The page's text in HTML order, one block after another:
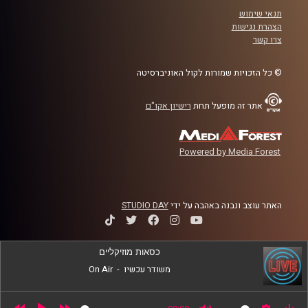
לשנה הקרובה
קרדיט תמונות:
תנאי שימוש
הצהרת נגישות
צרו קשר
© כל הזכויות שמורות לקול האוניברסיטה
אתר זה מופעל תחת רישיון אקו"ם
Powered by Media Forest
האתר עוצב ונבנה באהבה על ידיSTUDIO DAY
כסאות מוזיקליים
משודר עכשיו -
On Air